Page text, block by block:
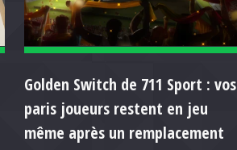
Golden Switch de 711 Sport : vos
paris joueurs restent en jeu
même après un remplacement